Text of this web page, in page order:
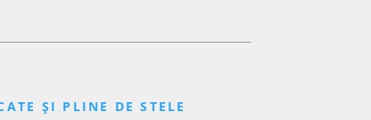
ȘI PLINE DE STELE